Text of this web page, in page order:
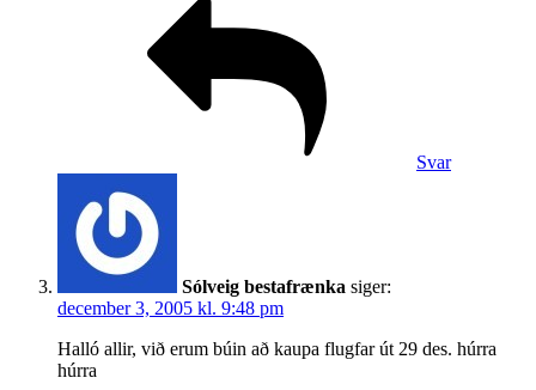
Svar
Sólveig bestafrænka siger:
december 3, 2005 kl. 9:48 pm
Halló allir, við erum búin að kaupa flugfar út 29 des. húrra
húrra